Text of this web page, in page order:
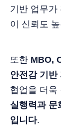
기반 업무가
이 신뢰도
또한 MBO,
안전감 기반
협업을 더욱
실행력과 문
입니다.